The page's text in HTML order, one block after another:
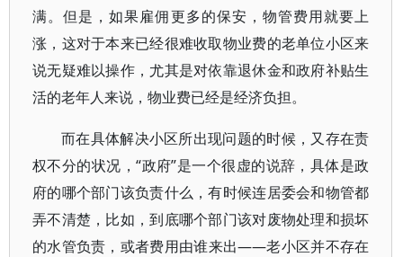
满。但是，如果雇佣更多的保安，物管费用就要上
涨，这对于本来已经很难收取物业费的老单位小区来
说无疑难以操作，尤其是对依靠退休金和政府补贴生
活的老年人来说，物业费已经是经济负担。
而在具体解决小区所出现问题的时候，又存在责
权不分的状况，“政府”是一个很虚的说辞，具体是政
府的哪个部门该负责什么，有时候连居委会和物管都
弄不清楚，比如，到底哪个部门该对废物处理和损坏
的水管负责，或者费用由谁来出——老小区并不存在